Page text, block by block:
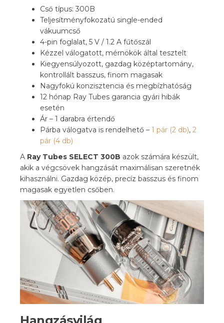
Cső típus: 300B
Teljesítményfokozatú single-ended
vákuumcső
4-pin foglalat, 5 V / 1.2 A fűtőszál
Kézzel válogatott, mérnökök által tesztelt
Kiegyensúlyozott, gazdag középtartomány,
kontrollált basszus, finom magasak
Nagyfokú konzisztencia és megbízhatóság
12 hónap Ray Tubes garancia gyári hibák
esetén
Ár – 1 darabra értendő
Párba válogatva is rendelhető – 1 pár (2 db), 2
pár (4 db)
A Ray Tubes SELECT 300B azok számára készült,
akik a végcsövek hangzását maximálisan szeretnék
kihasználni. Gazdag közép, precíz basszus és finom
magasak egyetlen csőben.